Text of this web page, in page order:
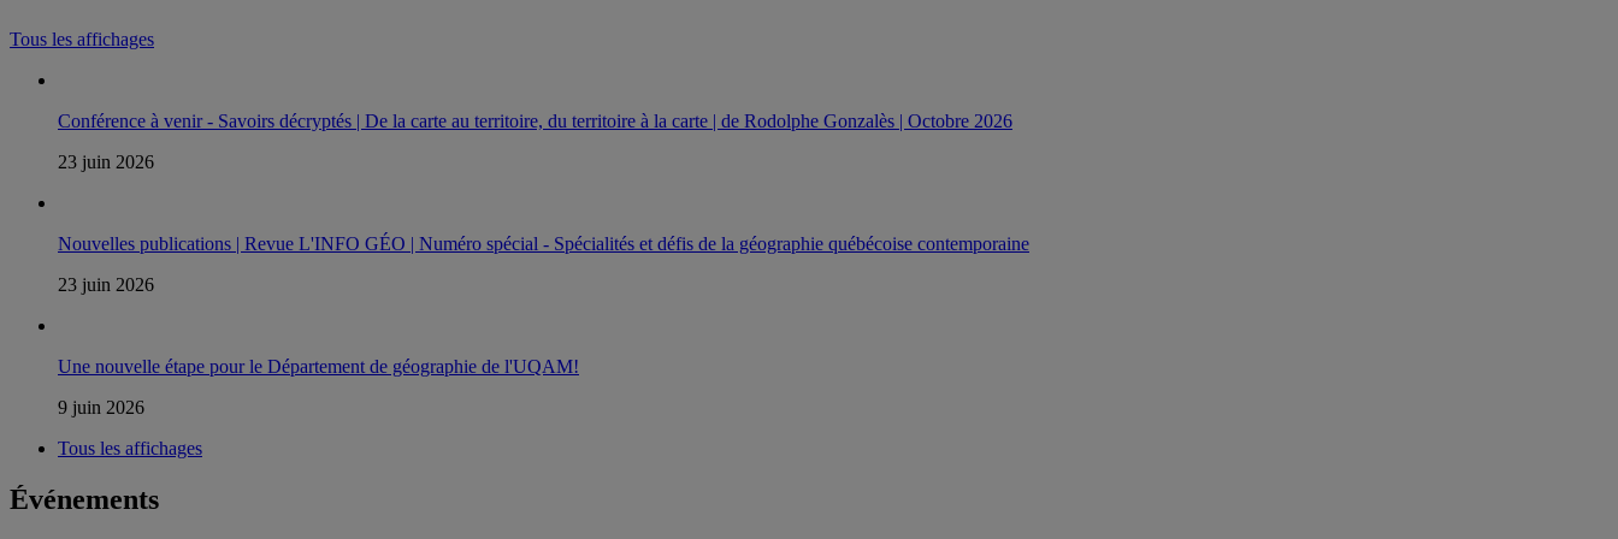
Tous les affichages
Conférence à venir - Savoirs décryptés | De la carte au territoire, du territoire à la carte | de Rodolphe Gonzalès | Octobre 2026
23 juin 2026
Nouvelles publications | Revue L'INFO GÉO | Numéro spécial - Spécialités et défis de la géographie québécoise contemporaine
23 juin 2026
Une nouvelle étape pour le Département de géographie de l'UQAM!
9 juin 2026
Tous les affichages
Événements